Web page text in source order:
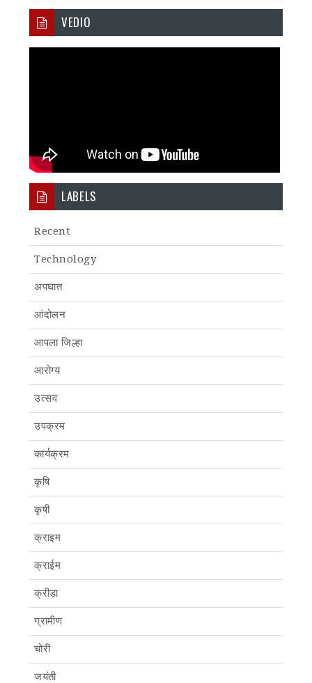
VEDIO
LABELS
Recent
Technology
अपघात
आंदोलन
आपला जिल्हा
आरोग्य
उत्सव
उपक्रम
कार्यक्रम
कृषि
कृषी
क्राइम
क्राईम
क्रीडा
ग्रामीण
चोरी
जयंती